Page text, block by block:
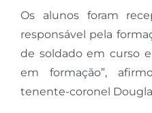
Os alunos foram
responsável pela
de soldado em curso e
em formação”,
tenente-coronel